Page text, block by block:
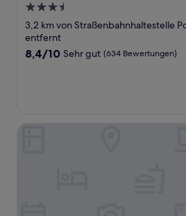
3.5-
Sterne-
Unterkunft
3,2 km von Straßenbahnhaltestelle
entfernt
8.4
Bewertungen)
8,4/10 Sehr gut (634 Bewertungen)